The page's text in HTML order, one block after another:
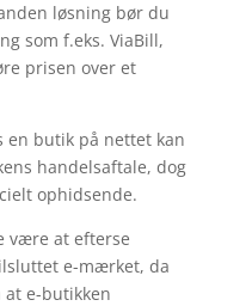
løsning bør du
som f.eks. ViaBill,
prisen over et
en butik på nettet kan
handelsaftale, dog
ophidsende.
være at efterse
e-mærket, da
e-butikken